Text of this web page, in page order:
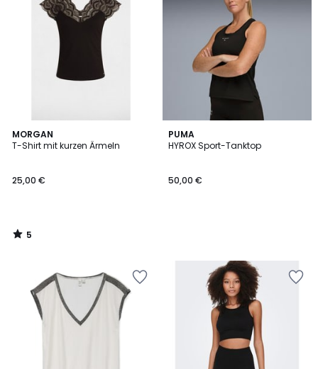
MORGAN
T-Shirt mit kurzen Ärmeln
25,00 €
5
/
5
/
PUMA
HYROX Sport-Tanktop
50,00 €